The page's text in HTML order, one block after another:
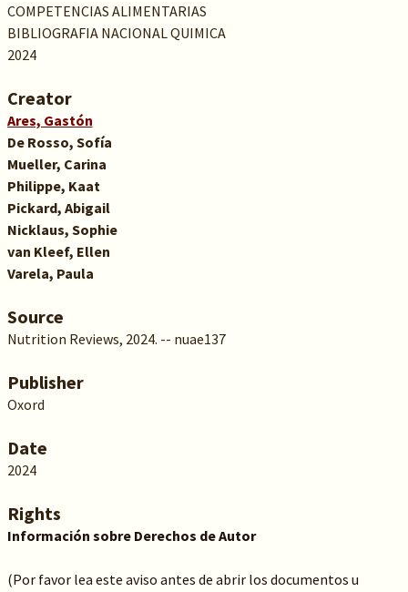
COMPETENCIAS ALIMENTARIAS
BIBLIOGRAFIA NACIONAL QUIMICA
2024
Creator
Ares, Gastón
De Rosso, Sofía
Mueller, Carina
Philippe, Kaat
Pickard, Abigail
Nicklaus, Sophie
van Kleef, Ellen
Varela, Paula
Source
Nutrition Reviews, 2024. -- nuae137
Publisher
Oxord
Date
2024
Rights
Información sobre Derechos de Autor
(Por favor lea este aviso antes de abrir los documentos u